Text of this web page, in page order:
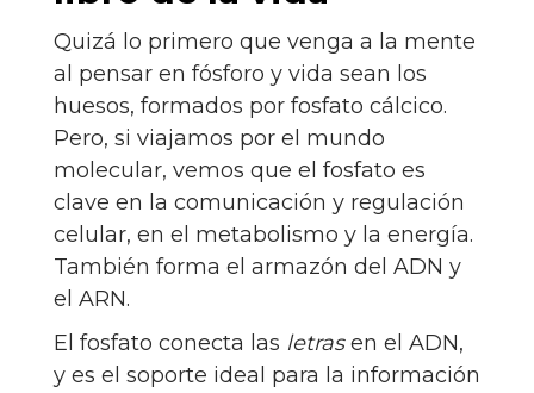
Quizá lo primero que venga a la mente
al pensar en fósforo y vida sean los
huesos, formados por fosfato cálcico.
Pero, si viajamos por el mundo
molecular, vemos que el fosfato es
clave en la comunicación y regulación
celular, en el metabolismo y la energía.
También forma el armazón del ADN y
el ARN.
El fosfato conecta las letrasen el ADN,
y es el soporte ideal para la información